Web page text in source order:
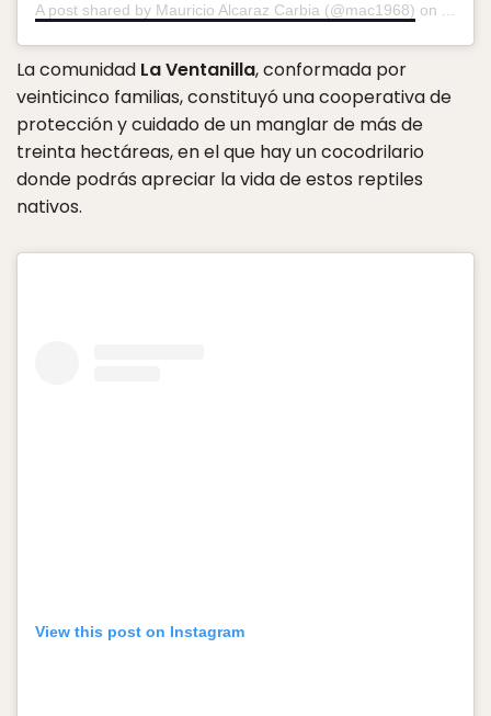
A post shared by Mauricio Alcaraz Carbia (@mac1968) on Aug
La comunidad La Ventanilla, conformada por
veinticinco familias, constituyó una cooperativa de
protección y cuidado de un manglar de más de
treinta hectáreas, en el que hay un cocodrilario
donde podrás apreciar la vida de estos reptiles
nativos.
View this post on Instagram